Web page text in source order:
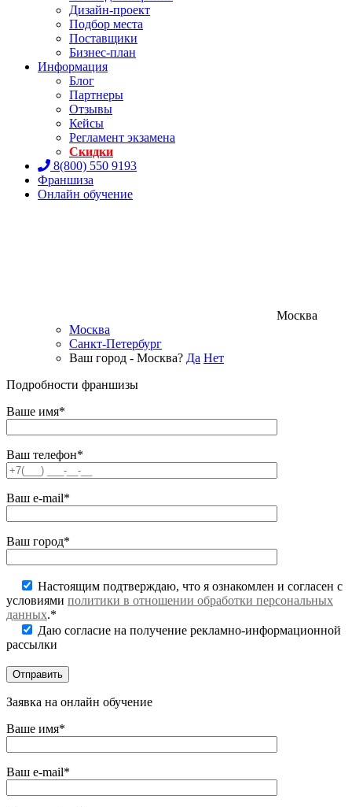
Дизайн-проект
Подбор места
Поставщики
Бизнес-план
Информация
Блог
Партнеры
Отзывы
Кейсы
Регламент экзамена
Скидки
8(800) 550 9193
Франшиза
Онлайн обучение
Москва
Москва
Санкт-Петербург
Ваш город - Москва? Да Нет
Подробности франшизы
Ваше имя*
Ваш телефон*
Ваш e-mail*
Ваш город*
Настоящим подтверждаю, что я ознакомлен и согласен с
условиями политики в отношении обработки персональных
данных.*
Даю согласие на получение рекламно-информационной
рассылки
Заявка на онлайн обучение
Ваше имя*
Ваш e-mail*